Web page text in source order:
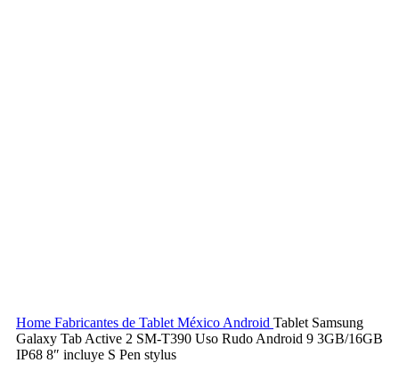
Home Fabricantes de Tablet México Android Tablet Samsung
Galaxy Tab Active 2 SM-T390 Uso Rudo Android 9 3GB/16GB
IP68 8″ incluye S Pen stylus